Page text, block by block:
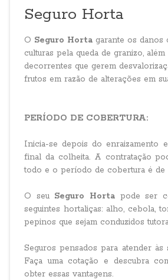
Seguro Horta
O Seguro Horta garante os danos
culturas pela queda de granizo,
decorrentes que gerem
frutos em razão de alterações em
PERÍODO DE COBERTURA:
Inicia-se depois do enraizamento
final da colheita. A contratação
todo e o período de cobertura é de
O seuSeguro Hortapode ser
seguintes hortaliças: alho, cebola,
pepinos que sejam conduzidos
Seguros pensados para atender às
Faça uma cotação e descubra
obter essas vantagens.